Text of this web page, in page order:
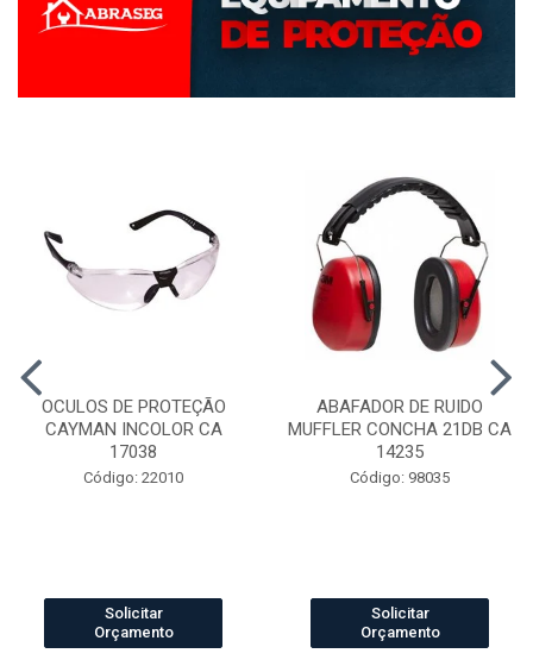
OCULOS DE PROTEÇÃO
CAYMAN INCOLOR CA
17038
Código: 22010
Solicitar
Orçamento
ABAFADOR DE RUIDO
MUFFLER CONCHA 21DB CA
14235
Código: 98035
Solicitar
Orçamento